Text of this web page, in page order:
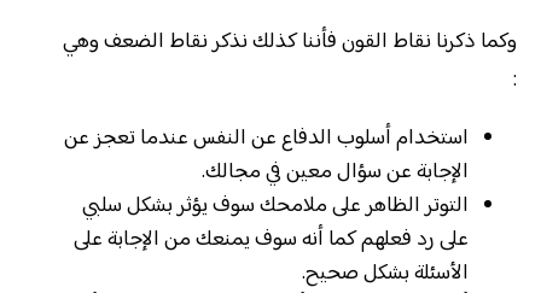
وكما ذكرنا نقاط القون فأننا كذلك نذكر نقاط الضعف وهي
:
استخدام أسلوب الدفاع عن النفس عندما تعجز عن
الإجابة عن سؤال معين في مجالك.
التوتر الظاهر على ملامحك سوف يؤثر بشكل سلبي
على رد فعلهم كما أنه سوف يمنعك من الإجابة على
الأسئلة بشكل صحيح.